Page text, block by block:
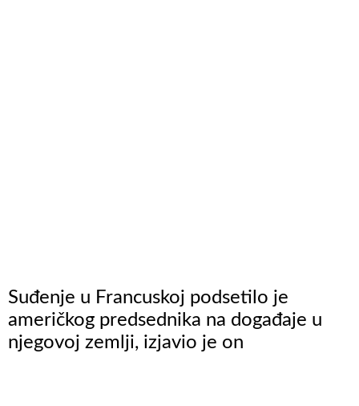
Suđenje u Francuskoj podsetilo je
američkog predsednika na događaje u
njegovoj zemlji, izjavio je on